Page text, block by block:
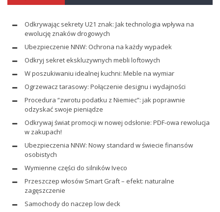
Odkrywając sekrety U21 znak: Jak technologia wpływa na
ewolucję znaków drogowych
Ubezpieczenie NNW: Ochrona na każdy wypadek
Odkryj sekret ekskluzywnych mebli loftowych
W poszukiwaniu idealnej kuchni: Meble na wymiar
Ogrzewacz tarasowy: Połączenie designu i wydajności
Procedura “zwrotu podatku z Niemiec”: jak poprawnie
odzyskać swoje pieniądze
Odkrywaj świat promocji w nowej odsłonie: PDF-owa rewolucja
w zakupach!
Ubezpieczenia NNW: Nowy standard w świecie finansów
osobistych
Wymienne części do silników Iveco
Przeszczep włosów Smart Graft – efekt: naturalne
zagęszczenie
Samochody do naczep low deck